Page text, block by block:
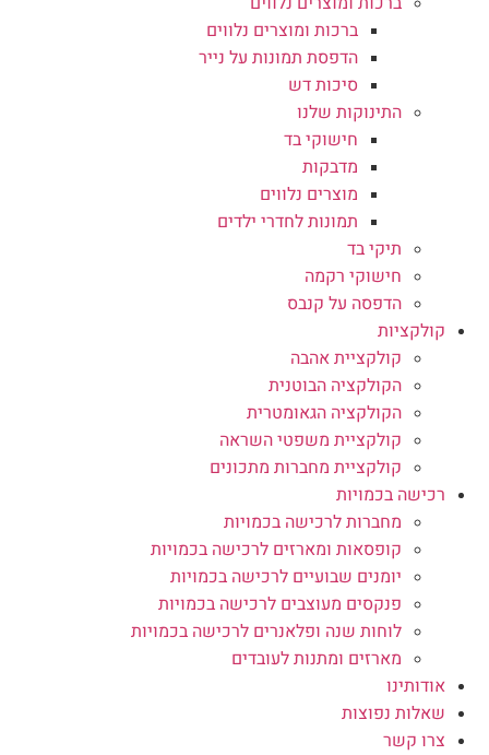
ברכות ומוצרים נלווים
הדפסת תמונות על נייר
סיכות דש
התינוקות שלנו
חישוקי בד
מדבקות
מוצרים נלווים
תמונות לחדרי ילדים
תיקי בד
חישוקי רקמה
הדפסה על קנבס
קולקציות
קולקציית אהבה
הקולקציה הבוטנית
הקולקציה הגאומטרית
קולקציית משפטי השראה
קולקציית מחברות מתכונים
רכישה בכמויות
מחברות לרכישה בכמויות
קופסאות ומארזים לרכישה בכמויות
יומנים שבועיים לרכישה בכמויות
פנקסים מעוצבים לרכישה בכמויות
לוחות שנה ופלאנרים לרכישה בכמויות
מארזים ומתנות לעובדים
אודותינו
שאלות נפוצות
צרו קשר